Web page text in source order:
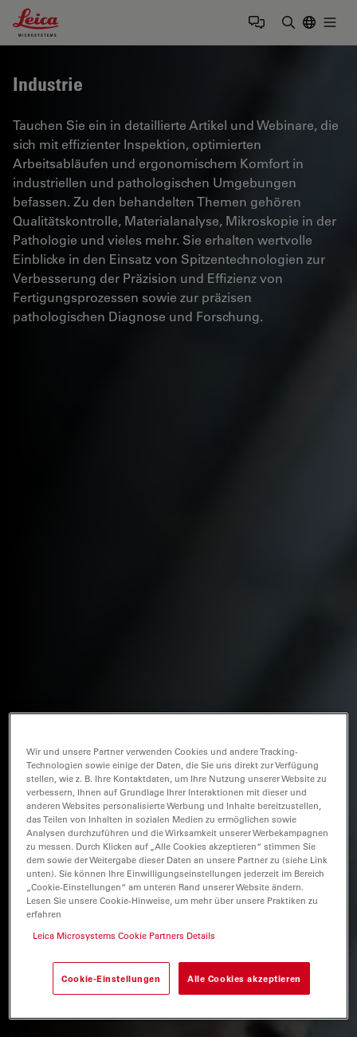
Leica Microsystems Logo
Industrie
Tauchen Sie ein in detaillierte Artikel und Webinare, die
sich mit effizienter Inspektion, optimierten
Arbeitsabläufen und ergonomischem Komfort in
industriellen und pathologischen Umgebungen
befassen. Zu den behandelten Themen gehören
Qualitätskontrolle, Materialanalyse, Mikroskopie in der
Pathologie und vieles mehr. Sie erhalten wertvolle
Einblicke in den Einsatz von Spitzentechnologien zur
Verbesserung der Präzision und Effizienz von
Fertigungsprozessen sowie zur präzisen
pathologischen Diagnose und Forschung.
Wir und unsere Partner verwenden Cookies und andere Tracking-
Technologien sowie einige der Daten, die Sie uns direkt zur Verfügung
stellen, wie z. B. Ihre Kontaktdaten, um Ihre Nutzung unserer Website zu
verbessern, Ihnen auf Grundlage Ihrer Interaktionen mit dieser und
anderen Websites personalisierte Werbung und Inhalte bereitzustellen,
das Teilen von Inhalten in sozialen Medien zu ermöglichen sowie
Analysen durchzuführen und die Wirksamkeit unserer Werbekampagnen
zu messen. Durch Klicken auf „Alle Cookies akzeptieren“ stimmen Sie
dem sowie der Weitergabe dieser Daten an unsere Partner zu (siehe Link
unten). Sie können Ihre Einwilligungseinstellungen jederzeit im Bereich
„Cookie-Einstellungen“ am unteren Rand unserer Website ändern.
Lesen Sie unsere Cookie-Hinweise, um mehr über unsere Praktiken zu
erfahren
Leica Microsystems Cookie Partners Details
Cookie-Einstellungen Alle Cookies akzeptieren